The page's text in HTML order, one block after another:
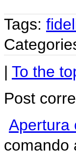
Tags:
| To the
Post
Apertura
comando